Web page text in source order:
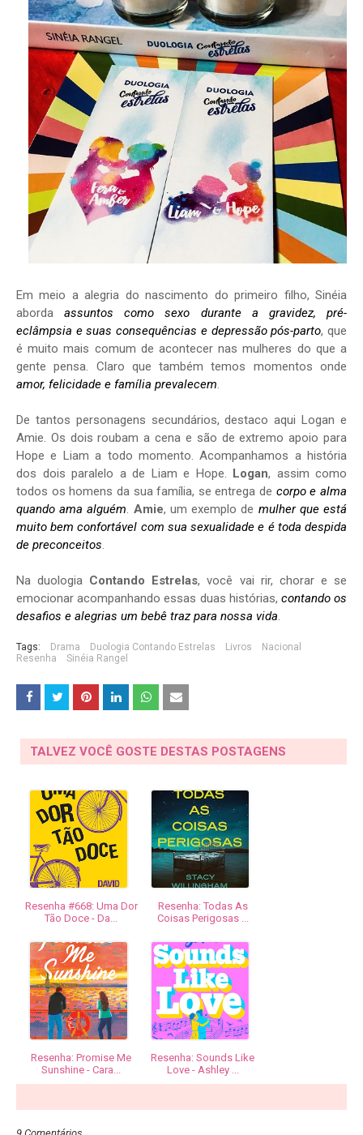
Em meio a alegria do nascimento do primeiro filho, Sinéia
aborda assuntos como sexo durante a gravidez, pré-
eclâmpsia e suas consequências e depressão pós-parto, que
é muito mais comum de acontecer nas mulheres do que a
gente pensa. Claro que também temos momentos onde
amor, felicidade e família prevalecem.
De tantos personagens secundários, destaco aqui Logan e
Amie. Os dois roubam a cena e são de extremo apoio para
Hope e Liam a todo momento. Acompanhamos a história
dos dois paralelo a de Liam e Hope.
Logan, assim como
todos os homens da sua família, se entrega de corpo e alma
quando ama alguém. Amie, um exemplo de mulher que está
muito bem confortável com sua sexualidade e é toda despida
de preconceitos.
Na duologia Contando Estrelas, você vai rir, chorar e se
emocionar acompanhando essas duas histórias, contando os
desafios e alegrias um bebê traz para nossa vida.
Tags: Drama Duologia Contando Estrelas Livros
Nacional
Resenha
Sinéia Rangel
TALVEZ VOCÊ GOSTE DESTAS POSTAGENS
Resenha #668: Uma Dor
Tão Doce - Da...
Resenha: Todas As
Coisas Perigosas ...
Resenha: Promise Me
Sunshine - Cara...
Resenha: Sounds Like
Love - Ashley ...